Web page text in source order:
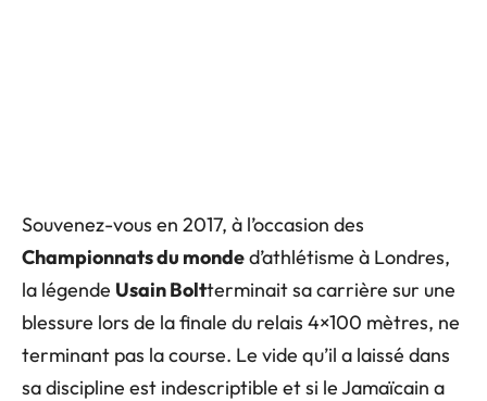
Souvenez-vous en 2017, à l’occasion des
Championnats du monded’athlétisme à Londres,
la légende Usain Boltterminait sa carrière sur une
blessure lors de la finale du relais 4×100 mètres, ne
terminant pas la course. Le vide qu’il a laissé dans
sa discipline est indescriptible et si le Jamaïcain a